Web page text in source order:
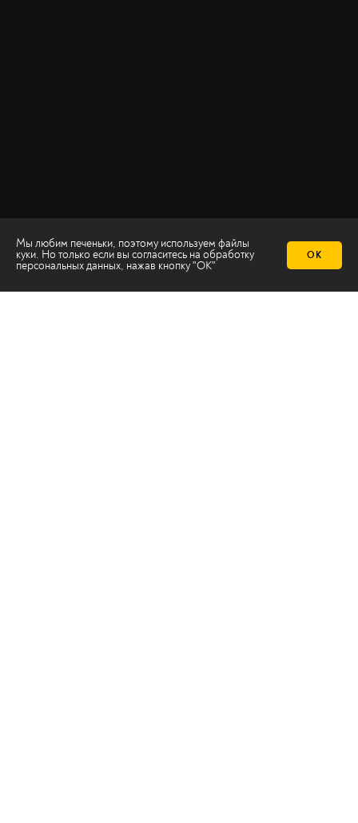
Мы любим печеньки, поэтому используем файлы
куки. Но только если вы согласитесь на обработку
персональных данных, нажав кнопку "ОК"
ОК